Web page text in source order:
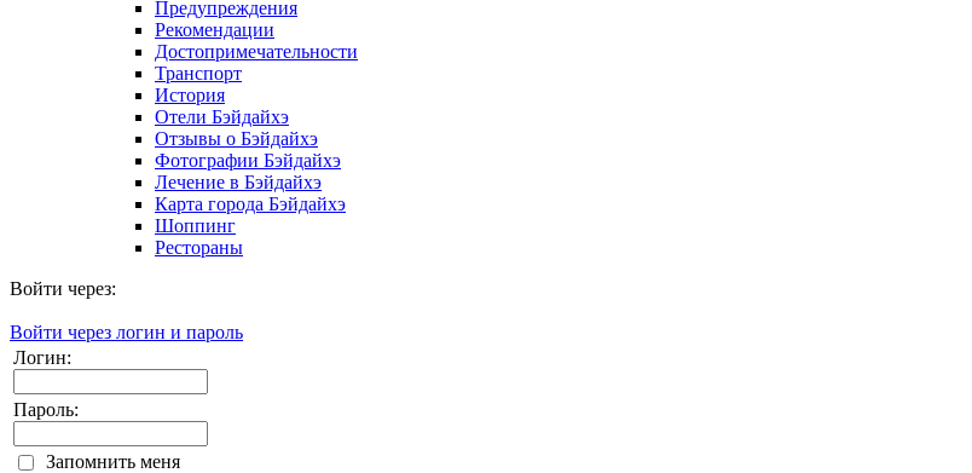
Предупреждения
Рекомендации
Достопримечательности
Транспорт
История
Отели Бэйдайхэ
Отзывы о Бэйдайхэ
Фотографии Бэйдайхэ
Лечение в Бэйдайхэ
Карта города Бэйдайхэ
Шоппинг
Рестораны
Войти через:
Войти через логин и пароль
Логин:
Пароль:
Запомнить меня